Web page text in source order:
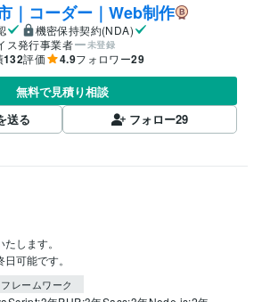
｜コーダー｜Web制作
機密保持契約(NDA)
ス発行事業者
未登録
132評価 4.9フォロワー29
無料で見積り相談
送る
フォロー29
します。
レームワーク